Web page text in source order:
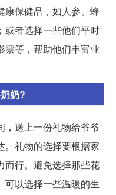
康保健品，如人参、蜂
或者选择一些他们平时
票等，帮助他们丰富业
奶?
，送上一份礼物给爷爷
。礼物的选择要根据家
而行。避免选择那些花
可以选择一些温暖的生